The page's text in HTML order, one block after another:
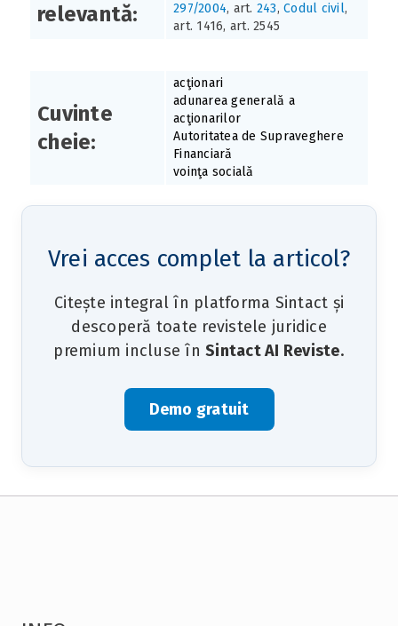
relevantă:
297/2004, art. 243, Codul civil,
art. 1416, art. 2545
Cuvinte
cheie:
acţionari
adunarea generală a
acţionarilor
Autoritatea de Supraveghere
Financiară
voinţa socială
Vrei acces complet la articol?
Citește integral în platforma Sintact și
descoperă toate revistele juridice
premium incluse în Sintact AI Reviste.
Demo gratuit